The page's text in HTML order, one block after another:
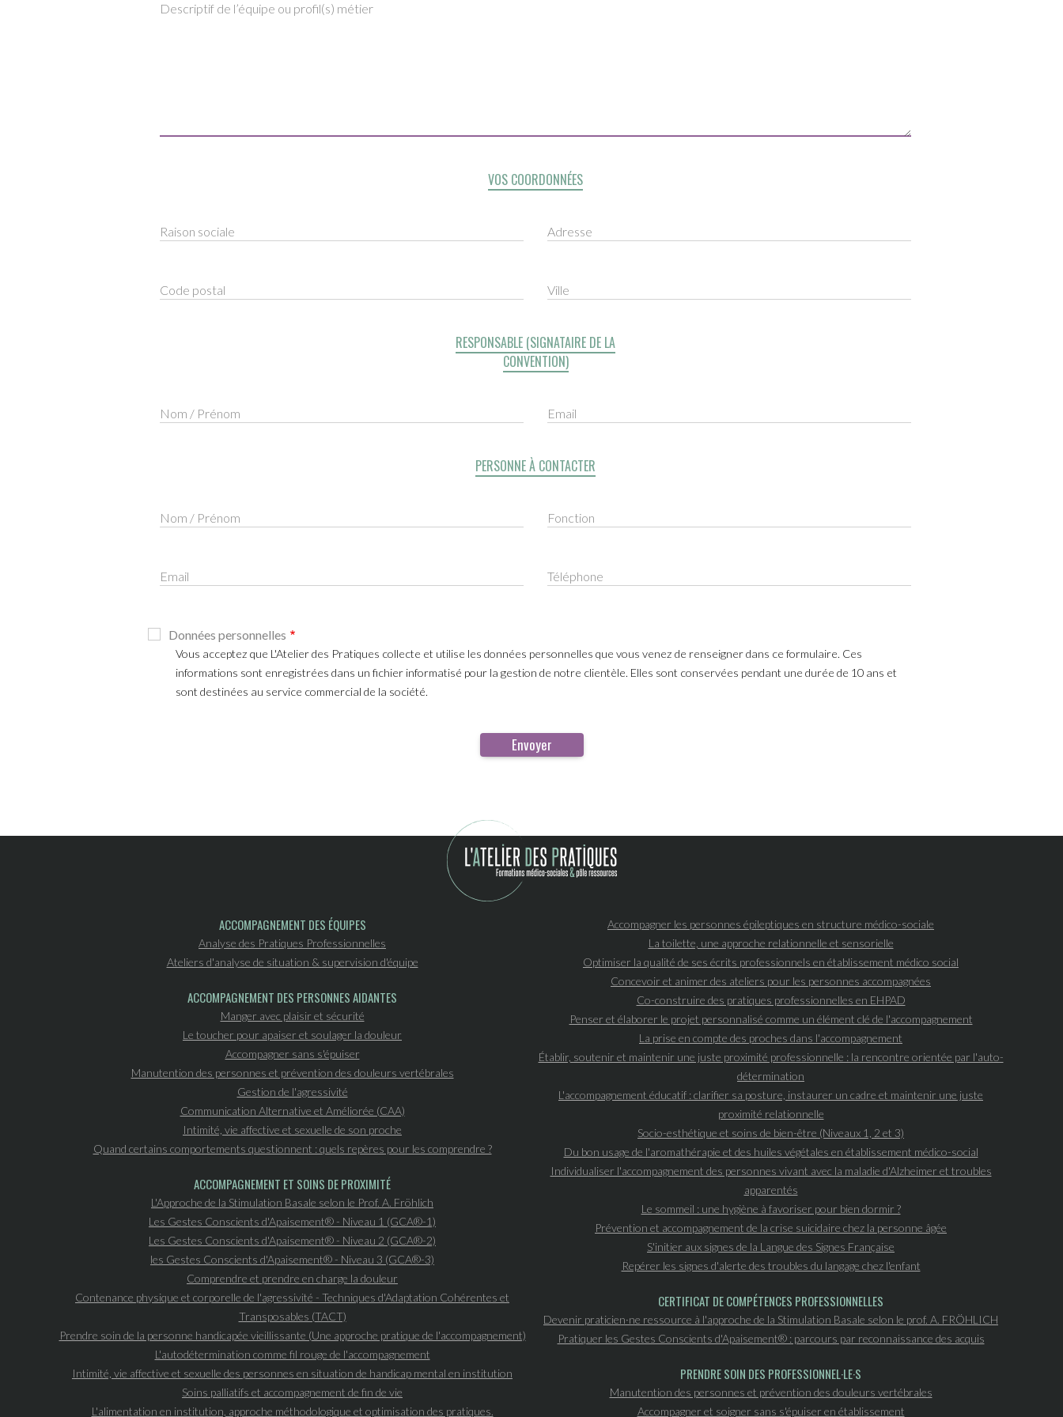
Descriptif de l’équipe ou profil(s) métier
VOS COORDONNÉES
Raison sociale Adresse
Code postal Ville
RESPONSABLE (SIGNATAIRE DE LA
CONVENTION)
Nom / Prénom Email
PERSONNE À CONTACTER
Nom / Prénom Fonction
Email Téléphone
Données personnelles
Vous acceptez que L'Atelier des Pratiques collecte et utilise les données personnelles que vous venez de renseigner dans ce formulaire. Ces
informations sont enregistrées dans un fichier informatisé pour la gestion de notre clientèle. Elles sont conservées pendant une durée de 10 ans et
sont destinées au service commercial de la société.
ACCOMPAGNEMENT DES ÉQUIPES
Analyse des Pratiques Professionnelles
Ateliers d'analyse de situation & supervision d'équipe
ACCOMPAGNEMENT DES PERSONNES AIDANTES
Manger avec plaisir et sécurité
Le toucher pour apaiser et soulager la douleur
Accompagner sans s'épuiser
Manutention des personnes et prévention des douleurs vertébrales
Gestion de l'agressivité
Communication Alternative et Améliorée (CAA)
Intimité, vie affective et sexuelle de son proche
Quand certains comportements questionnent : quels repères pour les comprendre ?
ACCOMPAGNEMENT ET SOINS DE PROXIMITÉ
L'Approche de la Stimulation Basale selon le Prof. A. Fröhlich
Les Gestes Conscients d'Apaisement® - Niveau 1 (GCA®-1)
Les Gestes Conscients d'Apaisement® - Niveau 2 (GCA®-2)
les Gestes Conscients d'Apaisement® - Niveau 3 (GCA®-3)
Comprendre et prendre en charge la douleur
Contenance physique et corporelle de l'agressivité - Techniques d'Adaptation Cohérentes et
Transposables (TACT)
Prendre soin de la personne handicapée vieillissante (Une approche pratique de l'accompagnement)
L'autodétermination comme fil rouge de l'accompagnement
Intimité, vie affective et sexuelle des personnes en situation de handicap mental en institution
Soins palliatifs et accompagnement de fin de vie
L'alimentation en institution, approche méthodologique et optimisation des pratiques.
Accompagner les personnes épileptiques en structure médico-sociale
La toilette, une approche relationnelle et sensorielle
Optimiser la qualité de ses écrits professionnels en établissement médico social
Concevoir et animer des ateliers pour les personnes accompagnées
Co-construire des pratiques professionnelles en EHPAD
Penser et élaborer le projet personnalisé comme un élément clé de l'accompagnement
La prise en compte des proches dans l'accompagnement
Établir, soutenir et maintenir une juste proximité professionnelle : la rencontre orientée par l'auto-
détermination
L'accompagnement éducatif : clarifier sa posture, instaurer un cadre et maintenir une juste
proximité relationnelle
Socio-esthétique et soins de bien-être (Niveaux 1, 2 et 3)
Du bon usage de l'aromathérapie et des huiles végétales en établissement médico-social
Individualiser l'accompagnement des personnes vivant avec la maladie d'Alzheimer et troubles
apparentés
Le sommeil : une hygiène à favoriser pour bien dormir ?
Prévention et accompagnement de la crise suicidaire chez la personne âgée
S'initier aux signes de la Langue des Signes Française
Repérer les signes d'alerte des troubles du langage chez l'enfant
CERTIFICAT DE COMPÉTENCES PROFESSIONNELLES
Devenir praticien·ne ressource à l'approche de la Stimulation Basale selon le prof. A. FRÖHLICH
Pratiquer les Gestes Conscients d'Apaisement® : parcours par reconnaissance des acquis
PRENDRE SOIN DES PROFESSIONNEL·LE·S
Manutention des personnes et prévention des douleurs vertébrales
Accompagner et soigner sans s'épuiser en établissement